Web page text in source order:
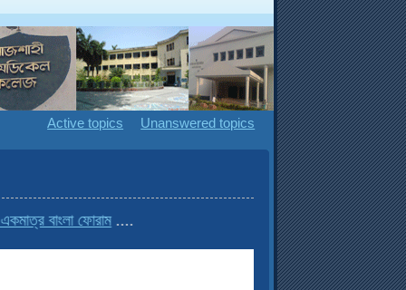
Active topics Unanswered topics
ফোরাম....